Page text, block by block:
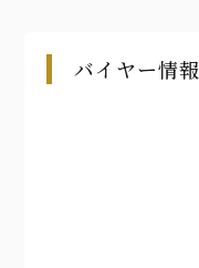
バイヤー情報